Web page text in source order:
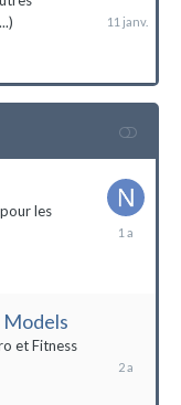
les
14
et Fitness
2021